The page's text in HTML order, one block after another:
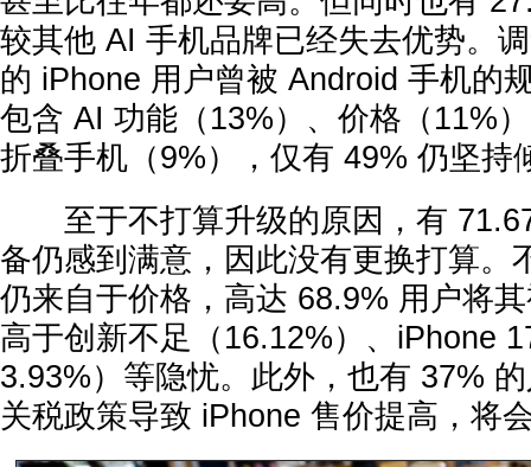
较其他 AI 手机品牌已经失去优势。
的 iPhone 用户曾被 Android 手机的
包含 AI 功能（13%）、价格（11%
折叠手机（9%），仅有 49% 仍坚持
至于不打算升级的原因，有
备仍感到满意，因此没有更换打算。
仍来自于价格，高达 68.9% 用户将
高于创新不足（16.12%）、iPhone
3.93%）等隐忧。此外，也有 37%
关税政策导致 iPhone 售价提高，将